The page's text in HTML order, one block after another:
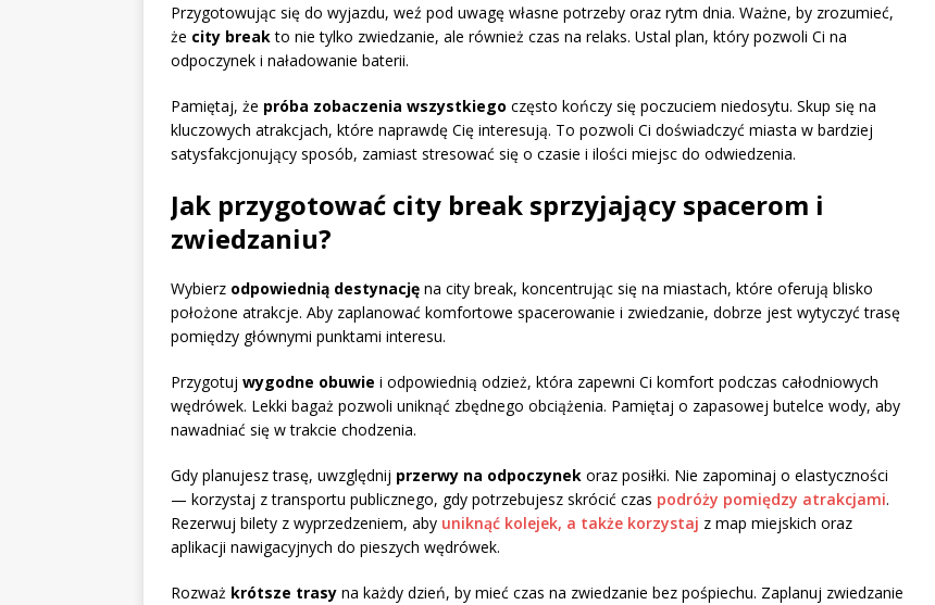
Przygotowując się do wyjazdu, weź pod uwagę własne potrzeby oraz rytm dnia. Ważne, by zrozumieć,
że city breakto nie tylko zwiedzanie, ale również czas na relaks. Ustal plan, który pozwoli Ci na
odpoczynek i naładowanie baterii.
Pamiętaj, że próba zobaczenia wszystkiego często kończy się poczuciem niedosytu. Skup się na
kluczowych atrakcjach, które naprawdę Cię interesują. To pozwoli Ci doświadczyć miasta w bardziej
satysfakcjonujący sposób, zamiast stresować się o czasie i ilości miejsc do odwiedzenia.
Jak przygotować city break sprzyjający spacerom i
zwiedzaniu?
Wybierz odpowiednią destynację na city break, koncentrując się na miastach, które oferują blisko
położone atrakcje. Aby zaplanować komfortowe spacerowanie i zwiedzanie, dobrze jest wytyczyć trasę
pomiędzy głównymi punktami interesu.
Przygotuj wygodne obuwie i odpowiednią odzież, która zapewni Ci komfort podczas całodniowych
wędrówek. Lekki bagaż pozwoli uniknąć zbędnego obciążenia. Pamiętaj o zapasowej butelce wody, aby
nawadniać się w trakcie chodzenia.
Gdy planujesz trasę, uwzględnij przerwy na odpoczynek oraz posiłki. Nie zapominaj o elastyczności
— korzystaj z transportu publicznego, gdy potrzebujesz skrócić czas podróży pomiędzy atrakcjami.
Rezerwuj bilety z wyprzedzeniem, aby uniknąć kolejek, a także korzystaj z map miejskich oraz
aplikacji nawigacyjnych do pieszych wędrówek.
Rozważ krótsze trasy na każdy dzień, by mieć czas na zwiedzanie bez pośpiechu. Zaplanuj zwiedzanie